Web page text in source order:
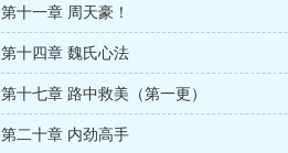
第十一章 周天豪！
第十四章 魏氏心法
第十七章 路中救美（第一更）
第二十章 内劲高手